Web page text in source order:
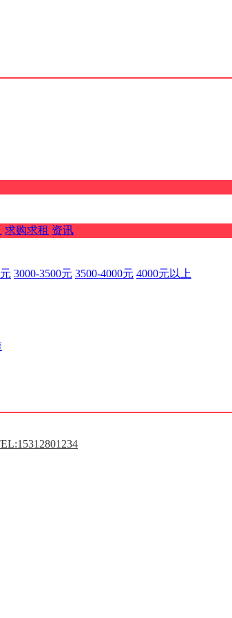
求购求租 资讯
3000-3500元 3500-4000元 4000元以上